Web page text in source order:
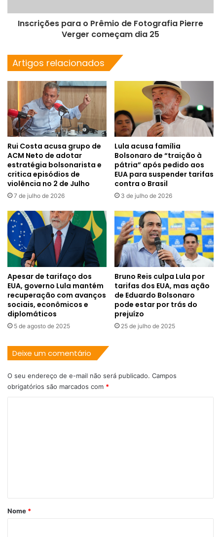
Inscrições para o Prêmio de Fotografia Pierre
Verger começam dia 25
Artigos relacionados
Rui Costa acusa grupo de
ACM Neto de adotar
estratégia bolsonarista e
critica episódios de
violência no 2 de Julho
7 de julho de 2026
Lula acusa família
Bolsonaro de “traição à
pátria” após pedido aos
EUA para suspender tarifas
contra o Brasil
3 de julho de 2026
Apesar de tarifaço dos
EUA, governo Lula mantém
recuperação com avanços
sociais, econômicos e
diplomáticos
5 de agosto de 2025
Bruno Reis culpa Lula por
tarifas dos EUA, mas ação
de Eduardo Bolsonaro
pode estar por trás do
prejuízo
25 de julho de 2025
Deixe um comentário
O seu endereço de e-mail não será publicado. Campos
obrigatórios são marcados com *
rNome *